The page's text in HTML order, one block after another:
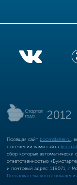
Посещая сайт boomstarter.ru ,
посещении вами сайта
сбор которых автоматически
ответственностью
и почтовый адрес: 119071, г
Пользовательского соглашения